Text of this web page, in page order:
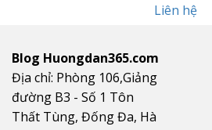
Liên hệ
Blog Huongdan365.com
Địa chỉ: Phòng 106,Giảng
đường B3 - Số 1 Tôn
Thất Tùng, Đống Đa, Hà